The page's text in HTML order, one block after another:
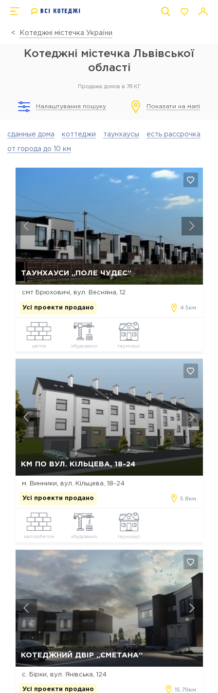
Котеджні містечка України
Котеджні містечка Львівської
області
Продажа домов в 78 КГ
Налаштування пошуку Показати на мапі
сданные дома коттеджи таунхаусы есть рассрочка
от города до 10 км
ТАУНХАУСИ „ПОЛЕ ЧУДЕС“
смт Брюховичі, вул. Весняна, 12
Усі проекти продано 4.5км
цегла збудовано таунхаус
Так, видалити
КМ ПО ВУЛ. КІЛЬЦЕВА, 18-24
м. Винники, вул. Кільцева, 18-24
Усі проекти продано 5.8км
залізобетон збудовано таунхаус
Відміна
КОТЕДЖНИЙ ДВІР „СМЕТАНА“
с. Бірки, вул. Янівська, 124
Усі проекти продано 15.79км
Відміна